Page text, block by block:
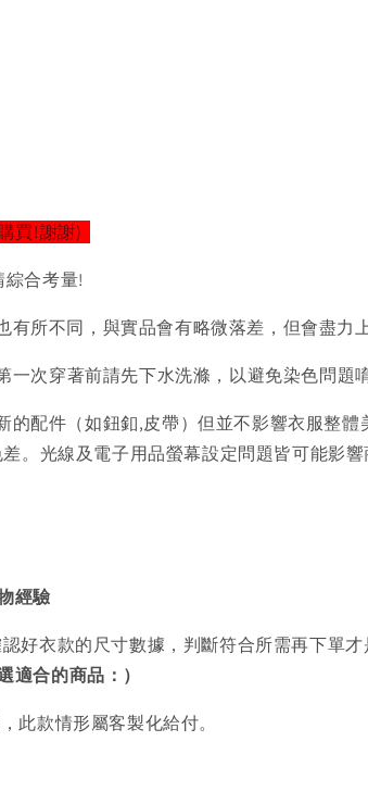
買!謝謝)
合考量!
所不同，與實品會有略微落差，但會盡力
次穿著前請先下水洗滌，以避免染色問題
配件（如鈕釦,皮帶）但並不影響衣服整
。光線及電子用品螢幕設定問題皆可能影
經驗
好衣款的尺寸數據，判斷符合所需再下單
適合的商品：）
此款情形屬客製化給付。